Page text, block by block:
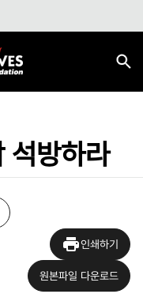
석방하라
인쇄하기
원본파일 다운로드